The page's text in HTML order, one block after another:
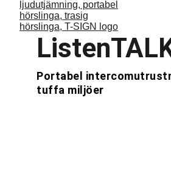
Portabel
tuffa miljöer